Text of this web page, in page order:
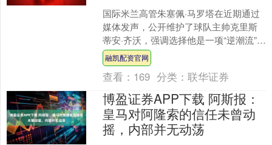
国际米兰高管朱塞佩·马罗塔在近期通过
媒体发声，公开维护了球队主帅克里斯
蒂安·齐沃，强调选择他是一项“逆潮流”的
勇敢决定，甚至为此顶住了舆论中关于
何塞·穆里尼奥的....
融凯配资官网
查看： 169 分类：联华证券
博盈证券APP下载 阿斯报：
皇马对阿隆索的信任未曾动
摇，内部并无动荡